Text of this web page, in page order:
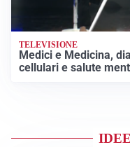
TELEVISIONE
Medici e Medicina,
cellulari e salute